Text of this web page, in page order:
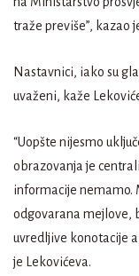
traže previše”, kazao
Nastavnici, iako su
uvaženi, kaže
“Uopšte nijesmo
obrazovanja je
informacije nemamo.
odgovarana mejlove,
uvredljive konotacije
je Lekovićeva.